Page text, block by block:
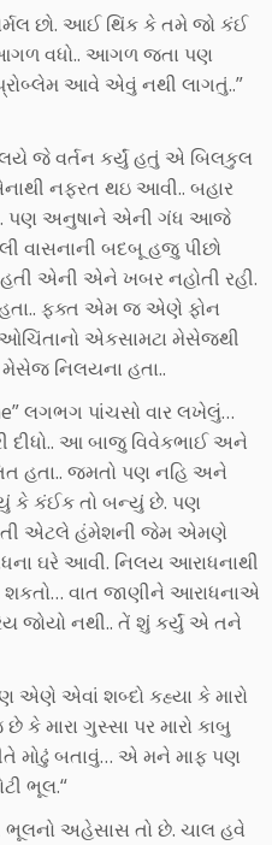
છો. આઈ થિંક કે તમે જો કંઈ
આગળ વધો.. આગળ જતા પણ
આવે એવું નથી લાગતું..”
જે વર્તન કર્યું હતું એ બિલકુલ
નફરત થઇ આવી.. બહાર
પણ અનુષાને એની ગંધ આજે
વાસનાની બદબૂ હજુ પીછો
એની એને ખબર નહોતી રહી.
હતા.. ફક્ત એમ જ એણે ફોન
એકસામટા મેસેજથી
મેસેજ નિલયના હતા..
લગભગ પાંચસો વાર લખેલું…
દીધો.. આ બાજુ વિવેકભાઈ અને
હતા.. જમતો પણ નહિ અને
કે કંઈક તો બન્યું છે. પણ
એટલે હંમેશની જેમ એમણે
ઘરે આવી. નિલય આરાધનાથી
શકતો… વાત જાણીને આરાધનાએ
જોયો નથી.. તેં શું કર્યું એ તને
એણે એવાં શબ્દો કહ્યા કે મારો
મારા ગુસ્સા પર મારો કાબુ
મોઢું બતાવું… એ મને માફ પણ
ભૂલ.“
ભૂલનો અહેસાસ તો છે. ચાલ હવે